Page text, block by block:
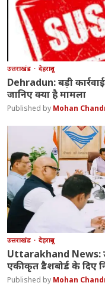
उत्तराखंड देहरादून
Dehradun: बड़ी
जानिए क्या है मामला
Mohan
उत्तराखंड देहरादून
Uttarakhand News:
एकीकृत डैशबोर्ड के दिए
Mohan